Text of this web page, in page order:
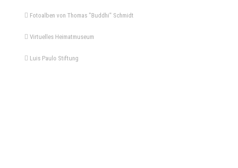
Fotoalben von Thomas "Buddhi" Schmidt
Virtuelles Heimatmuseum
Luis Paulo Stiftung